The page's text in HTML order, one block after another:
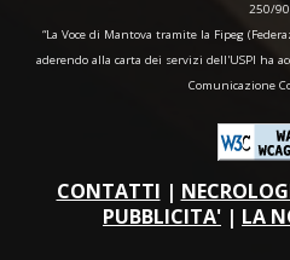
250/
“La Voce di Mantova tramite la Fipeg
aderendo alla carta dei servizi dell'USPI ha
Comunicazione
CONTATTI |
PUBBLICITA' | LA